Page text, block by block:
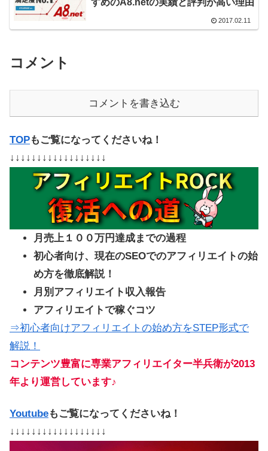
すめのA8.netの実績と評判が高い理由
2017.02.11
コメント
コメントを書き込む
TOPもご覧になってくださいね！
↓↓↓↓↓↓↓↓↓↓↓↓↓↓↓↓↓↓
月売上１００万円達成までの過程
初心者向け、現在のSEOでのアフィリエイトの始
め方を徹底解説！
月別アフィリエイト収入報告
アフィリエイトで稼ぐコツ
⇒初心者向けアフィリエイトの始め方をSTEP形式で
解説！
コンテンツ豊富に専業アフィリエイター半兵衛が2013
年より運営しています♪
Youtubeもご覧になってくださいね！
↓↓↓↓↓↓↓↓↓↓↓↓↓↓↓↓↓↓